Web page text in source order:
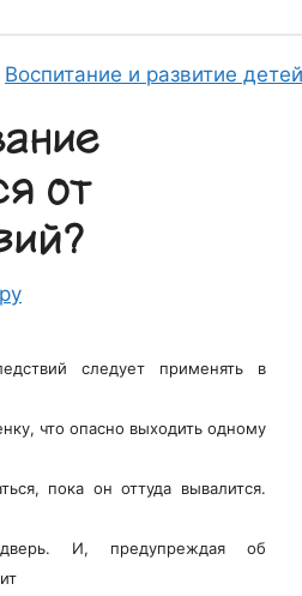
Воспитание и развитие детей
от
следует применять в
что опасно выходить одному
пока он оттуда вывалится.
И, предупреждая об